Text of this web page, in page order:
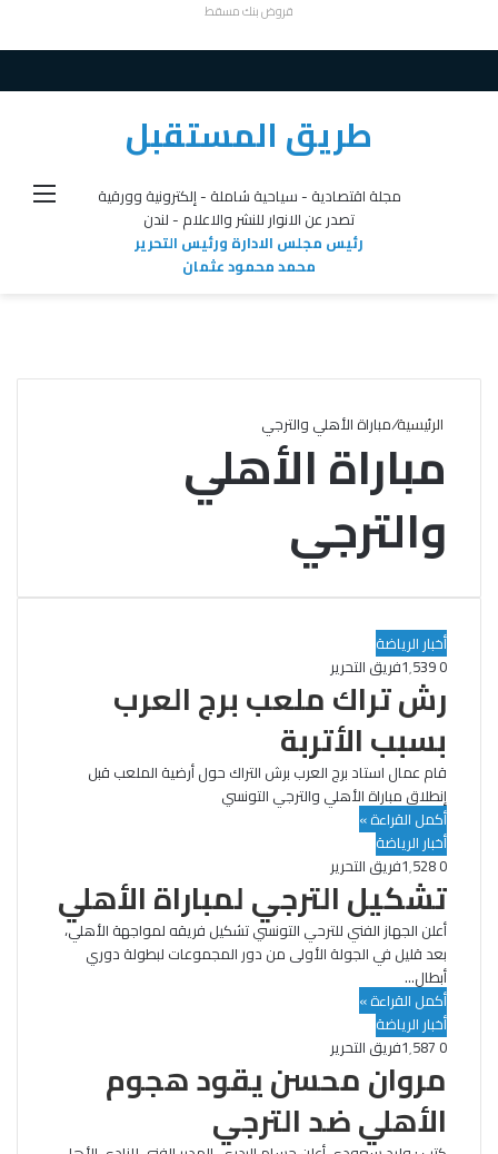
قروض بنك مسقط
طريق المستقبل
مجلة اقتصادية - سياحية شاملة - إلكترونية وورقية
تصدر عن الانوار للنشر والاعلام - لندن
رئيس مجلس الادارة ورئيس التحرير
محمد محمود عثمان
الرئيسية/مباراة الأهلي والترجي
مباراة الأهلي
والترجي
أخبار الرياضة
فريق التحرير
0
رش تراك ملعب برج العرب
بسبب الأتربة
قام عمال استاد برج العرب برش التراك حول أرضية الملعب قبل
إنطلاق مباراة الأهلي والترجي التونسي
أكمل القراءة »
أخبار الرياضة
فريق التحرير
0
تشكيل الترجي لمباراة الأهلي
‏أعلن الجهاز الفني للترحي التونسي تشكيل فريقه لمواجهة الأهلي،
بعد قليل في الجولة الأولى من دور المجموعات لبطولة دوري
أبطال…
أكمل القراءة »
أخبار الرياضة
فريق التحرير
0
مروان محسن يقود هجوم
الأهلي ضد الترجي